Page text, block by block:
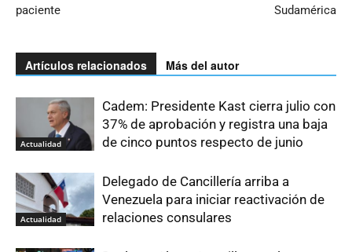
paciente
Sudamérica
Artículos relacionados Más del autor
Actualidad
Cadem: Presidente Kast cierra julio con
37% de aprobación y registra una baja
de cinco puntos respecto de junio
Actualidad
Delegado de Cancillería arriba a
Venezuela para iniciar reactivación de
relaciones consulares